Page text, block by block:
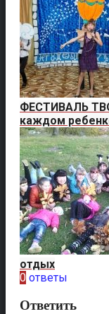
ФЕСТИВАЛЬ
каждом
отдых
0 ответы
Ответить